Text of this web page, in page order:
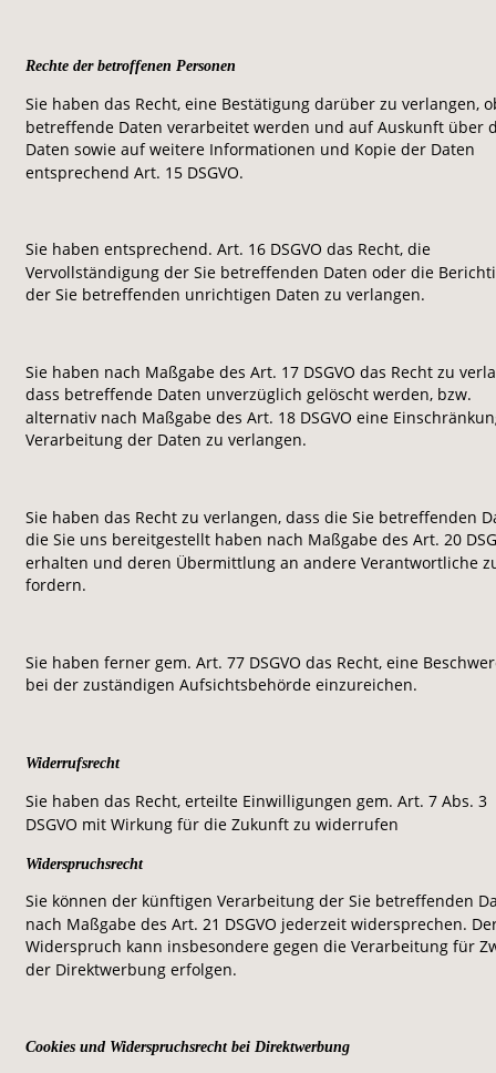
Rechte der betroffenen Personen
Sie haben das Recht, eine Bestätigung darüber zu verlangen,
betreffende Daten verarbeitet werden und auf Auskunft über
Daten sowie auf weitere Informationen und Kopie der Daten
entsprechend Art. 15 DSGVO.
Sie haben entsprechend. Art. 16 DSGVO das Recht, die
Vervollständigung der Sie betreffenden Daten oder die
der Sie betreffenden unrichtigen Daten zu verlangen.
Sie haben nach Maßgabe des Art. 17 DSGVO das Recht zu
dass betreffende Daten unverzüglich gelöscht werden, bzw.
alternativ nach Maßgabe des Art. 18 DSGVO eine
Verarbeitung der Daten zu verlangen.
Sie haben das Recht zu verlangen, dass die Sie betreffenden
die Sie uns bereitgestellt haben nach Maßgabe des Art. 20
erhalten und deren Übermittlung an andere Verantwortliche
fordern.
Sie haben ferner gem. Art. 77 DSGVO das Recht, eine
bei der zuständigen Aufsichtsbehörde einzureichen.
Widerrufsrecht
Sie haben das Recht, erteilte Einwilligungen gem. Art. 7 Abs. 3
DSGVO mit Wirkung für die Zukunft zu widerrufen
Widerspruchsrecht
Sie können der künftigen Verarbeitung der Sie betreffenden
nach Maßgabe des Art. 21 DSGVO jederzeit widersprechen.
Widerspruch kann insbesondere gegen die Verarbeitung für
der Direktwerbung erfolgen.
Cookies und Widerspruchsrecht bei Direktwerbung